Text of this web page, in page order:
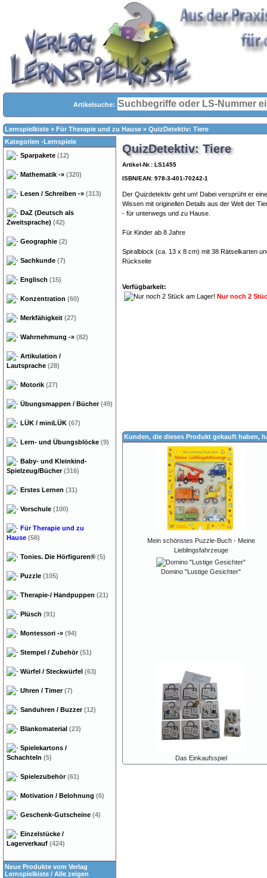
Artikelsuche:
Lernspielkiste » Für Therapie und zu Hause » QuizDetektiv: Tiere
QuizDetektiv: Tiere
Artikel-Nr.: LS1455
ISBN/EAN: 978-3-401-70242-1
Der Quizdetektiv geht um! Dabei versprüht er
Wissen mit originellen Details aus der Welt der
- für unterwegs und zu Hause.
Für Kinder ab 8 Jahre
Spiralblock (ca. 13 x 8 cm) mit 38 Rätselkarten
Rückseite
Verfügbarkeit:
Nur noch 2
Kunden, die dieses Produkt gekauft haben,
Mein schönstes Puzzle-Buch - Meine
Lieblingsfahrzeuge
Domino "Lustige Gesichter"
Das Einkaufsspiel
Kategorien -Lernspiele
Sparpakete (12)
Mathematik -» (320)
Lesen / Schreiben -» (313)
DaZ (Deutsch als
Zweitsprache) (42)
Geographie (2)
Sachkunde (7)
Englisch (15)
Konzentration (60)
Merkfähigkeit (27)
Wahrnehmung -» (82)
Artikulation /
Lautsprache (28)
Motorik (27)
Übungsmappen / Bücher(49)
LÜK / miniLÜK (67)
Lern- und Übungsblöcke (9)
Baby- und Kleinkind-
Spielzeug/Bücher(316)
Erstes Lernen (31)
Vorschule (100)
Für Therapie und zu
Hause (58)
Tonies. Die Hörfiguren® (5)
Puzzle (105)
Therapie-/ Handpuppen (21)
Plüsch (91)
Montessori -» (94)
Stempel / Zubehör(51)
Würfel / Steckwürfel (63)
Uhren / Timer(7)
Sanduhren / Buzzer(12)
Blankomaterial (23)
Spielekartons /
Schachteln (5)
Spielezubehör(61)
Motivation / Belohnung (6)
Geschenk-Gutscheine (4)
Einzelstücke /
Lagerverkauf (424)
Neue Produkte vom Verlag
Lernspielkiste / Alle zeigen